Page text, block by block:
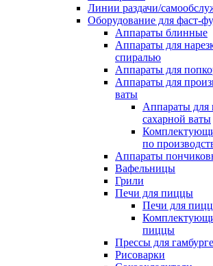
Линии раздачи/
Оборудование для фаст-
Аппараты блинные
Аппараты для
спиралью
Аппараты для
Аппараты для
ваты
Аппараты для
сахарной ваты
по
Аппараты
Вафельницы
Грили
Печи для пиццы
Печи для
пиццы
Прессы для
Рисоварки